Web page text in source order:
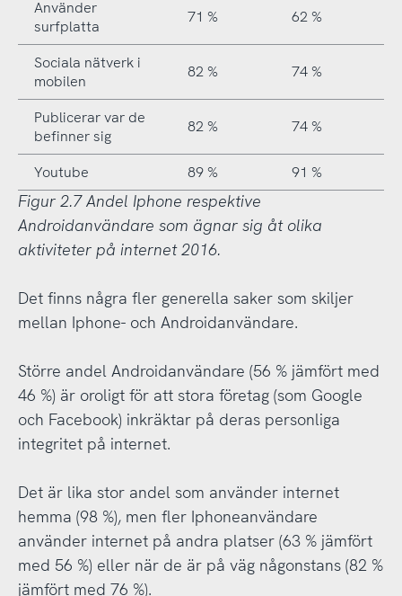
Använder
surfplatta
71 % 62 %
Sociala nätverk i
mobilen
82 % 74 %
Publicerar var de
befinner sig
82 % 74 %
Youtube 89 % 91 %
Figur 2.7 Andel Iphone respektive
Androidanvändare som ägnar sig åt olika
aktiviteter på internet 2016.
Det finns några fler generella saker som skiljer
mellan Iphone- och Androidanvändare.
Större andel Androidanvändare (56 % jämfört med
46 %) är oroligt för att stora företag (som Google
och Facebook) inkräktar på deras personliga
integritet på internet.
Det är lika stor andel som använder internet
hemma (98 %), men fler Iphoneanvändare
använder internet på andra platser (63 % jämfört
med 56 %) eller när de är på väg någonstans (82 %
jämfört med 76 %).